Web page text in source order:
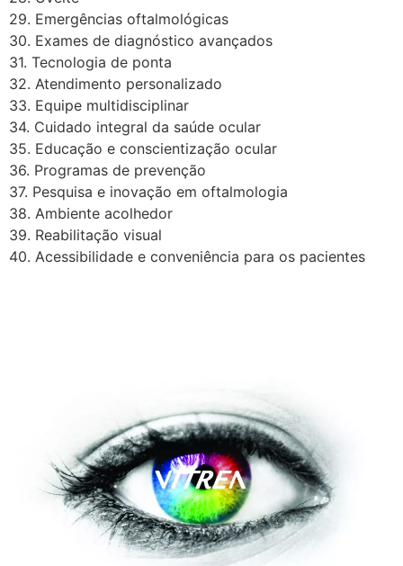
29. Emergências oftalmológicas
30. Exames de diagnóstico avançados
31. Tecnologia de ponta
32. Atendimento personalizado
33. Equipe multidisciplinar
34. Cuidado integral da saúde ocular
35. Educação e conscientização ocular
36. Programas de prevenção
37. Pesquisa e inovação em oftalmologia
38. Ambiente acolhedor
39. Reabilitação visual
40. Acessibilidade e conveniência para os pacientes